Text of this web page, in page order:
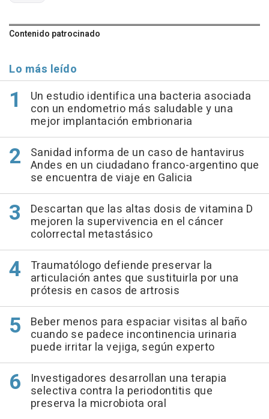
Contenido patrocinado
Lo más leído
Un estudio identifica una bacteria asociada
con un endometrio más saludable y una
mejor implantación embrionaria
Sanidad informa de un caso de hantavirus
Andes en un ciudadano franco-argentino que
se encuentra de viaje en Galicia
Descartan que las altas dosis de vitamina D
mejoren la supervivencia en el cáncer
colorrectal metastásico
Traumatólogo defiende preservar la
articulación antes que sustituirla por una
prótesis en casos de artrosis
Beber menos para espaciar visitas al baño
cuando se padece incontinencia urinaria
puede irritar la vejiga, según experto
Investigadores desarrollan una terapia
selectiva contra la periodontitis que
preserva la microbiota oral